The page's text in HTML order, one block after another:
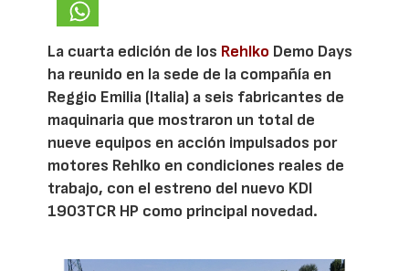
La cuarta edición de los Rehlko Demo Days
ha reunido en la sede de la compañía en
Reggio Emilia (Italia) a seis fabricantes de
maquinaria que mostraron un total de
nueve equipos en acción impulsados por
motores Rehlko en condiciones reales de
trabajo, con el estreno del nuevo KDI
1903TCR HP como principal novedad.